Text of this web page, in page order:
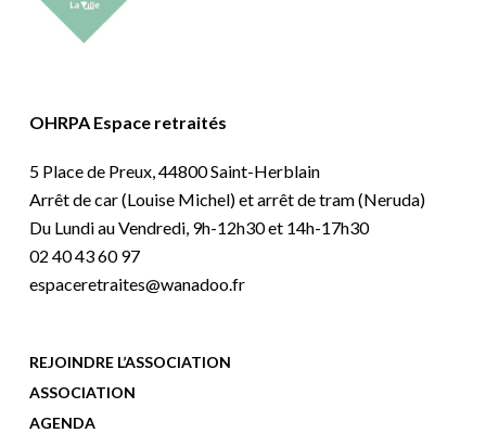
OHRPA Espace retraités
5 Place de Preux, 44800 Saint-Herblain
Arrêt de car (Louise Michel) et arrêt de tram (Neruda)
Du Lundi au Vendredi, 9h-12h30 et 14h-17h30
02 40 43 60 97
espaceretraites@wanadoo.fr
REJOINDRE L’ASSOCIATION
ASSOCIATION
AGENDA